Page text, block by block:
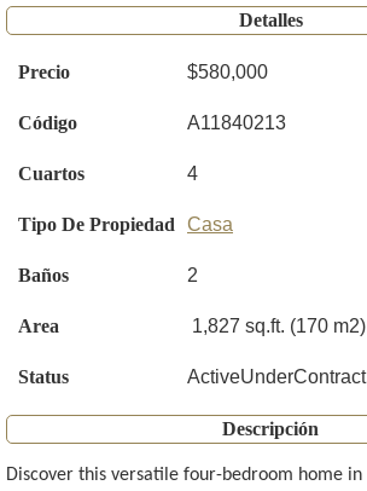
Detalles
Precio $580,000
Código A11840213
Cuartos 4
Tipo De Propiedad Casa
Baños 2
Area 1,827 sq.ft. (170 m2)
Status ActiveUnderContract
Descripción
Discover this versatile four-bedroom home in